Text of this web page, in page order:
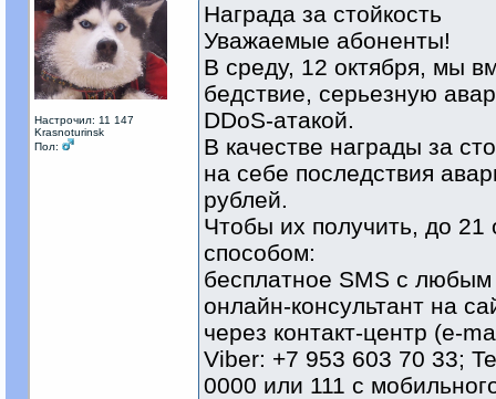
Настрочил: 11 147
Krasnoturinsk
Пол:
Награда за стойкость
Уважаемые абоненты!
В среду, 12 октября, мы
бедствие, серьезную
DDoS-атакой.
В качестве награды за
на себе последствия
рублей.
Чтобы их получить, до 21
способом:
бесплатное SMS с
онлайн-консультант на
через контакт-центр (e-
Viber: +7 953 603 70 33;
0000 или 111 с